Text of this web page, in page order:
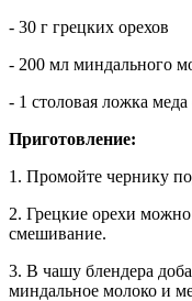
- 30 г грецких орехов
- 200 мл миндального
- 1 столовая ложка
Приготовление:
1. Промойте чернику
2. Грецкие орехи можно
смешивание.
3. В чашу блендера
миндальное молоко и